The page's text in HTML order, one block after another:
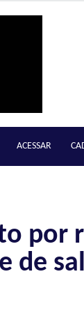
ACESSAR
por
de